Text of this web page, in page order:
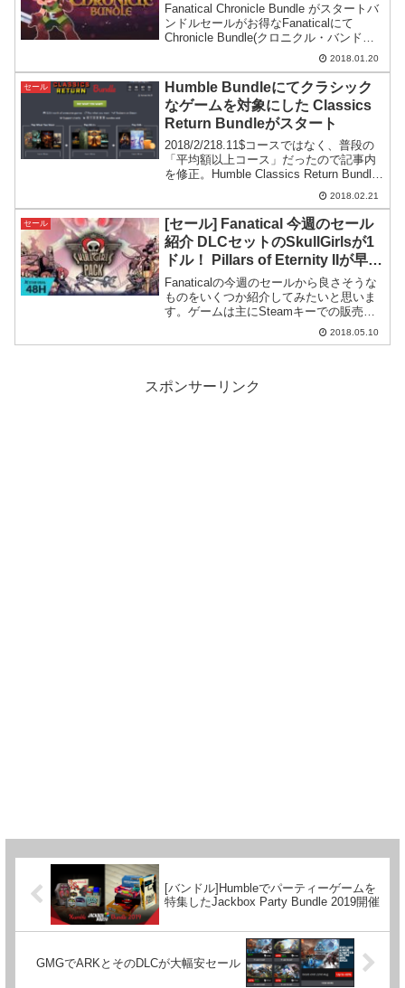
Fanatical Chronicle Bundle がスタートバ
ンドルセールがお得なFanaticalにて
Chronicle Bundle(クロニクル・バンドル)
と名付けたセールがスタートしていま
す。セールページはこちらです。
Chroni...
2018.01.20
セール
Humble Bundleにてクラシック
なゲームを対象にした Classics
Return Bundleがスタート
2018/2/218.11$コースではなく、普段の
「平均額以上コース」だったので記事内
を修正。Humble Classics Return Bundle
がスタートゲームをバンドルにして格安
で提供してくれる超優良セラー、Humble
Bun...
2018.02.21
セール
[セール] Fanatical 今週のセール
紹介 DLCセットのSkullGirlsが1
ドル！ Pillars of Eternity IIが早く
も22%OFFなどなど
Fanaticalの今週のセールから良さそうな
ものをいくつか紹介してみたいと思いま
す。ゲームは主にSteamキーでの販売で
すが、一部異なります。リリースされた
ばかりのPillars of Eternity II: Deadfireが
2018.05.10
スポンサーリンク
[バンドル]Humbleでパーティーゲームを
特集したJackbox Party Bundle 2019開催
GMGでARKとそのDLCが大幅安セール